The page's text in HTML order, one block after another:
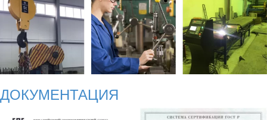
ДОКУМЕНТАЦИЯ